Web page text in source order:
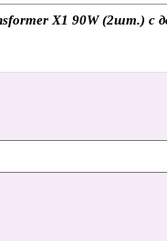
X1 90W (2шт.) с